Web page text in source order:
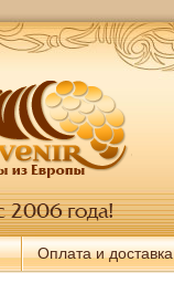
Оплата и доставка